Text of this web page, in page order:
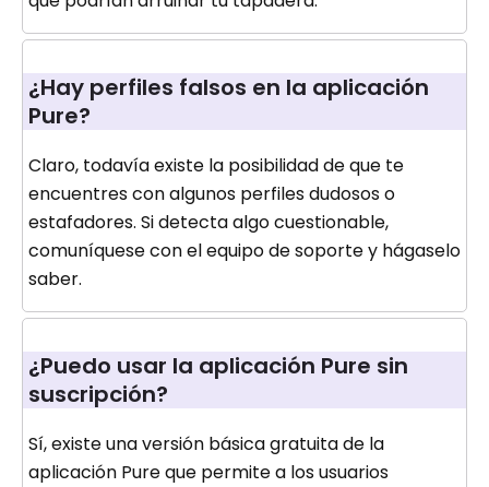
¿Hay perfiles falsos en la aplicación
Pure?
Claro, todavía existe la posibilidad de que te
encuentres con algunos perfiles dudosos o
estafadores. Si detecta algo cuestionable,
comuníquese con el equipo de soporte y hágaselo
saber.
¿Puedo usar la aplicación Pure sin
suscripción?
Sí, existe una versión básica gratuita de la
aplicación Pure que permite a los usuarios